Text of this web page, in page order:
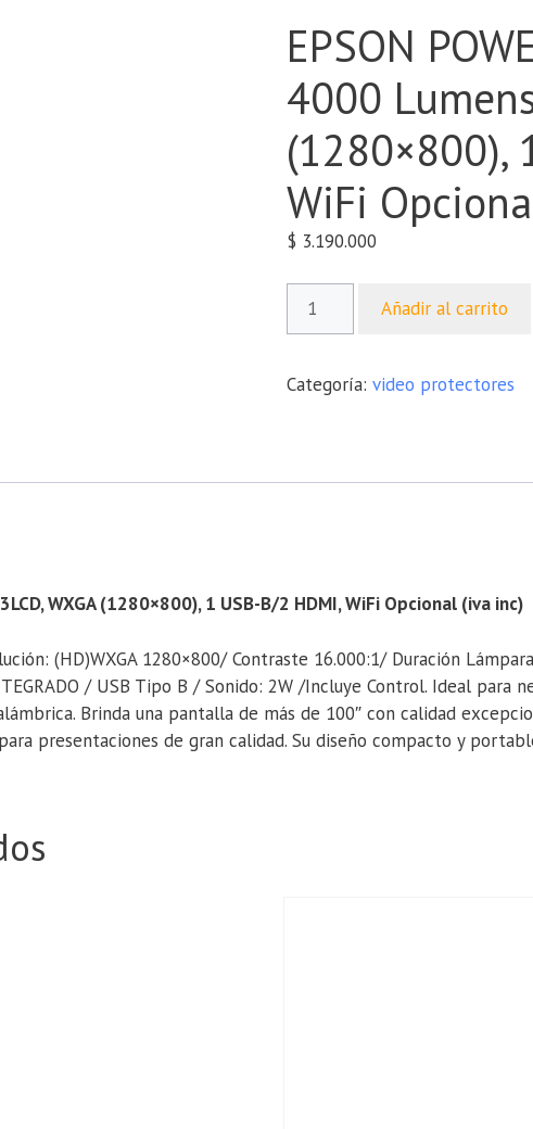
EPSON
4000
(1280×800),
WiFi
$ 3.190.000
Añadir al carrito
Categoría: video protectores
WXGA (1280×800), 1 USB-B/2 HDMI, WiFi Opcional (iva inc)
(HD)WXGA 1280×800/ Contraste 16.000:1/ Duración
/ USB Tipo B / Sonido: 2W /Incluye Control. Ideal para
Brinda una pantalla de más de 100″ con calidad
presentaciones de gran calidad. Su diseño compacto y